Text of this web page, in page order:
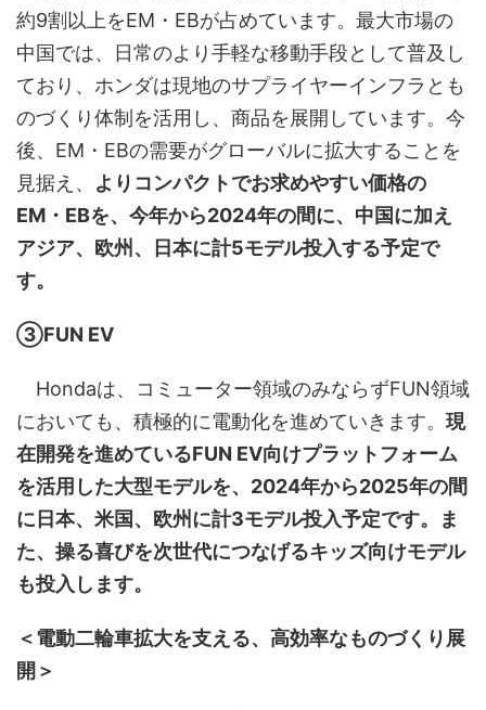
約9割以上をEM・EBが占めています。最大市場の
中国では、日常のより手軽な移動手段として普及し
ており、ホンダは現地のサプライヤーインフラとも
のづくり体制を活用し、商品を展開しています。今
後、EM・EBの需要がグローバルに拡大することを
見据え、 よりコンパクトでお求めやすい価格の
EM・EBを、今年から2024年の間に、中国に加え
アジア、欧州、日本に計5モデル投入する予定で
す。
③FUN EV
Hondaは、コミューター領域のみならずFUN領域
においても、積極的に電動化を進めていきます。 現
在開発を進めているFUN EV向けプラットフォーム
を活用した大型モデルを、2024年から2025年の間
に日本、米国、欧州に計3モデル投入予定です。ま
た、操る喜びを次世代につなげるキッズ向けモデル
も投入します。
＜電動二輪車拡大を支える、高効率なものづくり展
開＞